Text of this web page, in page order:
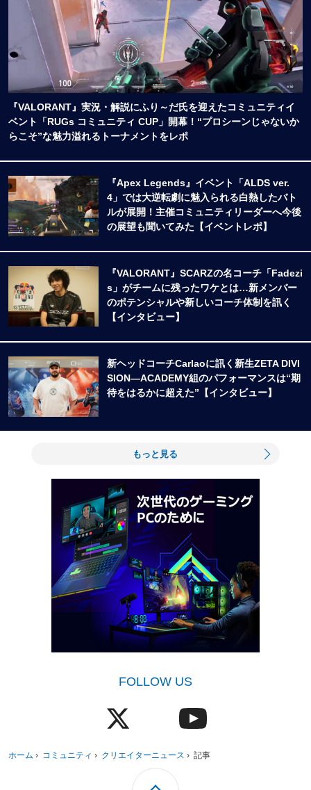
『VALORANT』実況・解説にふり～だ氏を迎えたコミュニティイ
ベント「RUGs コミュニティ CUP」開幕！“プロシーンじゃないか
らこそ”な魅力溢れるトーナメントをレポ
『Apex Legends』イベント「ALDS ver.
4」では大逆転劇に魅入られる白熱したバト
ルが展開！主催コミュニティリーダーへ今後
の展望も聞いてみた【イベントレポ】
『VALORANT』SCARZの名コーチ「Fadezi
s」がチームに残ったワケとは…新メンバー
のポテンシャルや新しいコーチ体制を訊く
【インタビュー】
新ヘッドコーチCarlaoに訊く新生ZETA DIVI
SION―ACADEMY組のパフォーマンスは“期
待をはるかに超えた”【インタビュー】
もっと見る
FOLLOW US
ホーム › コミュニティ › クリエイターニュース › 記事